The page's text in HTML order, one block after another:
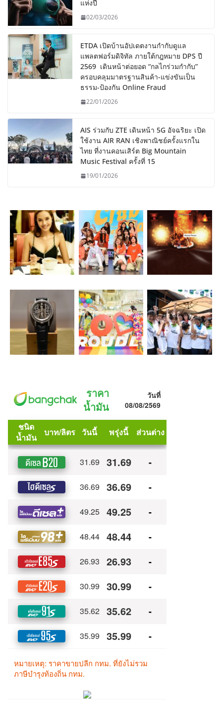
แห่งปี
02/03/2026
ETDA เปิดบ้านอัปเดตงานกำกับดูแล
แพลตฟอร์มดิจิทัล ภายใต้กฎหมาย DPS ปี
2569 เดินหน้าต่อยอด “กลไกร่วมกำกับ”
ครอบคลุมมาตรฐานสินค้า-แข่งขันเป็น
ธรรม-ป้องกัน Online Fraud
22/01/2026
AIS ร่วมกับ ZTE เดินหน้า 5G อัจฉริยะ เปิด
ใช้งาน AIR RAN เชิงพาณิชย์ครั้งแรกใน
ไทย ที่งานคอนเสิร์ต Big Mountain
Music Festival ครั้งที่ 15
19/01/2026